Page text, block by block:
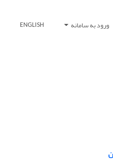
ورود به سامانه ENGLISH